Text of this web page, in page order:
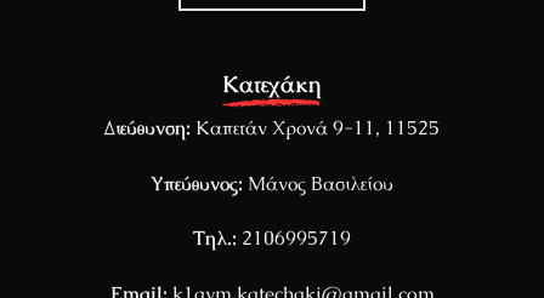
Κατεχάκη
Διεύθυνση: Καπετάν Χρονά 9-11, 11525
Υπεύθυνος: Μάνος Βασιλείου
Τηλ.: 2106995719